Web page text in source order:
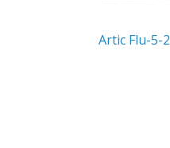
Artic Flu-5-2